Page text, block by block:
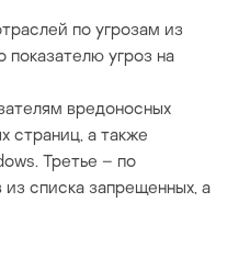
по угрозам из
показателю угроз на
вредоносных
страниц, а также
Третье – по
списка запрещенных, а